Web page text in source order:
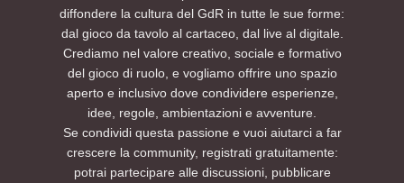
diffondere la cultura del GdR in tutte le sue forme:
dal gioco da tavolo al cartaceo, dal live al digitale.
Crediamo nel valore creativo, sociale e formativo
del gioco di ruolo, e vogliamo offrire uno spazio
aperto e inclusivo dove condividere esperienze,
idee, regole, ambientazioni e avventure.
Se condividi questa passione e vuoi aiutarci a far
crescere la community, registrati gratuitamente:
potrai partecipare alle discussioni, pubblicare